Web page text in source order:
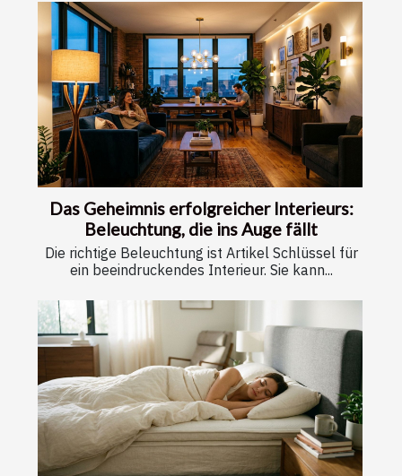
Das Geheimnis erfolgreicher Interieurs:
Beleuchtung, die ins Auge fällt
Die richtige Beleuchtung ist Artikel Schlüssel für
ein beeindruckendes Interieur. Sie kann...